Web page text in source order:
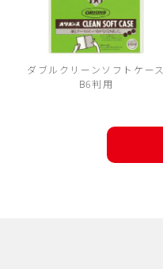
ダブルクリーンソフトケース
B6判用